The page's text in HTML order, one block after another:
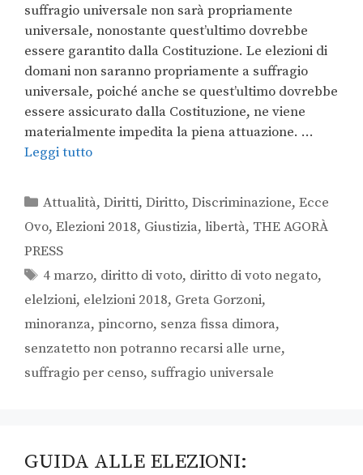
suffragio universale non sarà propriamente
universale, nonostante quest’ultimo dovrebbe
essere garantito dalla Costituzione. Le elezioni di
domani non saranno propriamente a suffragio
universale, poiché anche se quest’ultimo dovrebbe
essere assicurato dalla Costituzione, ne viene
materialmente impedita la piena attuazione. …
Leggi tutto
Attualità,Diritti,Diritto,Discriminazione,Ecce
Ovo, Elezioni 2018, Giustizia, libertà, THE AGORÀ
PRESS
4 marzo, diritto di voto, diritto di voto negato,
elelzioni, elelzioni 2018, Greta Gorzoni,
minoranza, pincorno, senza fissa dimora,
senzatetto non potranno recarsi alle urne,
suffragio per censo, suffragio universale
GUIDA ALLE ELEZIONI: